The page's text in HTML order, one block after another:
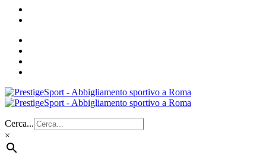
Cerca...
×